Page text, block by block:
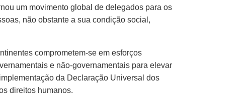
um movimento global de delegados para os
não obstante a sua condição social,
comprometem-se em esforços
e não-governamentais para elevar
da Declaração Universal dos
direitos humanos.